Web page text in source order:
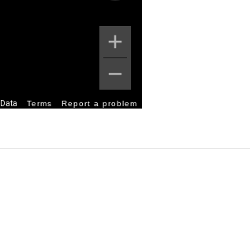
Terms Report a problem